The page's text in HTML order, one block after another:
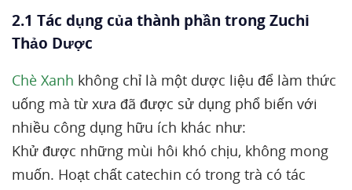
2.1 Tác dụng của thành phần trong Zuchi
Thảo Dược
Chè Xanh không chỉ là một dược liệu để làm thức
uống mà từ xưa đã được sử dụng phổ biến với
nhiều công dụng hữu ích khác như:
Khử được những mùi hôi khó chịu, không mong
muốn. Hoạt chất catechin có trong trà có tác